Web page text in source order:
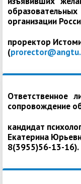
организации
проректор
(
Ответственное
сопровождение
кандидат
Екатерина
8(3955)56-13-16).